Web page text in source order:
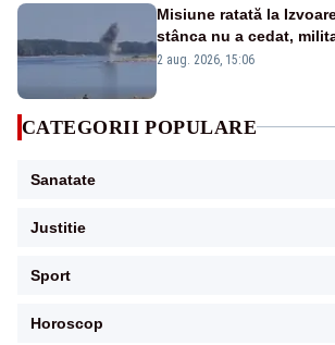
Misiune ratată la
stânca nu a cedat,
detonările luni – VIDEO
2 aug. 2026, 15:06
CATEGORII POPULARE
Sanatate
Justitie
Sport
Horoscop